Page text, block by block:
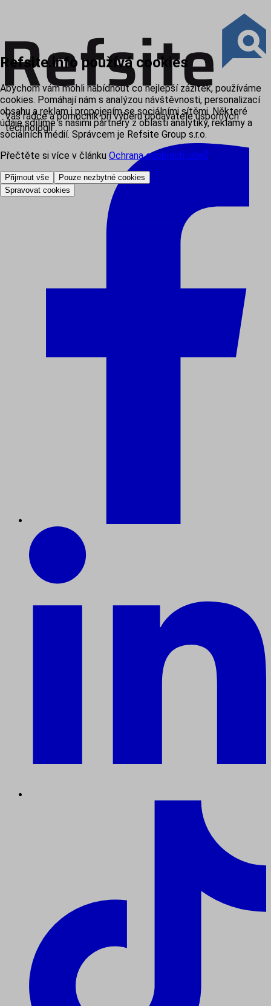
Váš rádce a pomocník při výběru dodavatele úsporných
technologií
Refsite.info používá cookies
Abychom vám mohli nabídnout co nejlepší zážitek, používáme
cookies. Pomáhají nám s analýzou návštěvnosti, personalizací
obsahu a reklam i propojením se sociálními sítěmi. Některé
údaje sdílíme s našimi partnery z oblasti analytiky, reklamy a
sociálních médií. Správcem je Refsite Group s.r.o.
Přečtěte si více v článku Ochrana osobních údajů.
Přijmout vše
Pouze nezbytné cookies
Spravovat cookies